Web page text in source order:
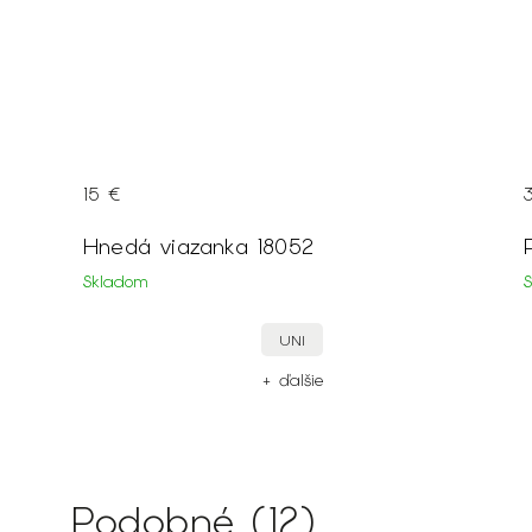
Hnedá viazanka 18052
Skladom
15 €
UNI
+ ďalšie
Podobné (12)